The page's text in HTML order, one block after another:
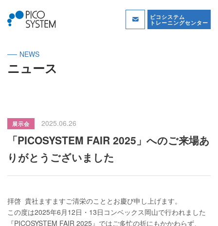
ピコシステム
トレーニングセンター
NEWS
ニュース
展示会 2025.06.26
「PICOSYSTEM FAIR 2025」へのご来場あ
りがとうございました
拝啓 貴社ますますご清栄のこととお慶び申し上げます。
この度は2025年6月12日・13日コンベックス岡山で行われました
『PICOSYSTEM FAIR 2025』ではご多忙の折にもかかわらず、